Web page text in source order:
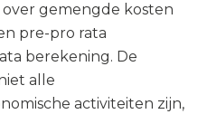
gemengde kosten
pre-pro rata
berekening. De
alle
activiteiten zijn,